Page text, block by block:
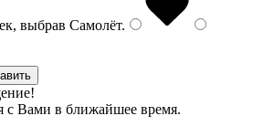
выбрав Самолёт.
с Вами в ближайшее время.